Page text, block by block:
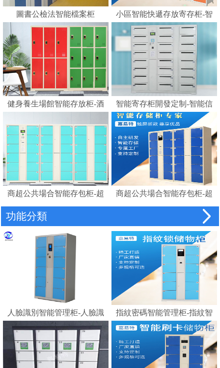
圖書公檢法智能檔案柜
小區智能快遞存放寄存柜-智
能化快遞柜 E郵
健身養生場館智能存放柜-酒
鎖柜桑拿更衣柜手腕卡
智能寄存柜開發定制-智能信
報箱電子寄存柜
商超公共場合智能存包柜-超
市智能儲物柜密碼柜電子存
包柜
商超公共場合智能存包柜-超
市智能條碼寄存儲物柜電子
存包柜
功能分類
人臉識別智能管理柜-人臉識
別存包柜指紋智能電子寄存
柜
指紋密碼智能管理柜-指紋智
能電子寄存柜